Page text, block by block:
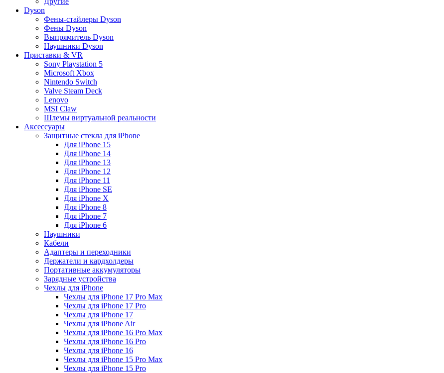
Dyson
Фены-стайлеры Dyson
Фены Dyson
Выпрямитель Dyson
Наушники Dyson
Приставки & VR
Sony Playstation 5
Microsoft Xbox
Nintendo Switch
Valve Steam Deck
Lenovo
MSI Claw
Шлемы виртуальной реальности
Аксессуары
Защитные стекла для iPhone
Для iPhone 15
Для iPhone 14
Для iPhone 13
Для iPhone 12
Для iPhone 11
Для iPhone SE
Для iPhone X
Для iPhone 8
Для iPhone 7
Для iPhone 6
Наушники
Кабели
Адаптеры и переходники
Держатели и кардхолдеры
Портативные аккумуляторы
Зарядные устройства
Чехлы для iPhone
Чехлы для iPhone 17 Pro Max
Чехлы для iPhone 17 Pro
Чехлы для iPhone 17
Чехлы для iPhone Air
Чехлы для iPhone 16 Pro Max
Чехлы для iPhone 16 Pro
Чехлы для iPhone 16
Чехлы для iPhone 15 Pro Max
Чехлы для iPhone 15 Pro